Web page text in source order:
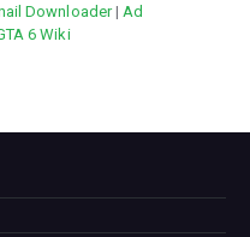
Downloader| Ad
6 Wiki